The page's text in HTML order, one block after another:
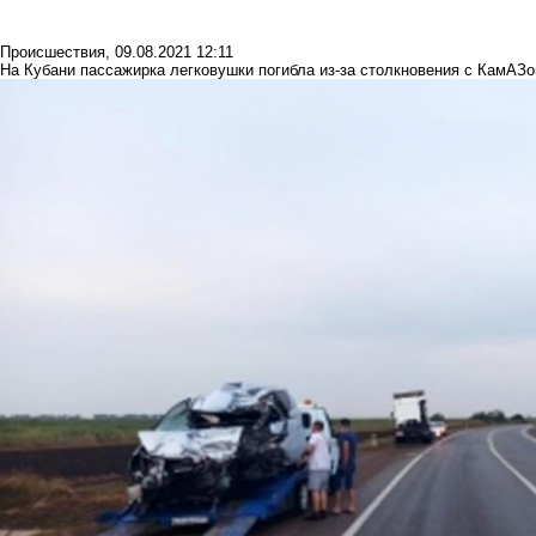
Происшествия, 09.08.2021 12:11
На Кубани пассажирка легковушки погибла из-за столкновения с